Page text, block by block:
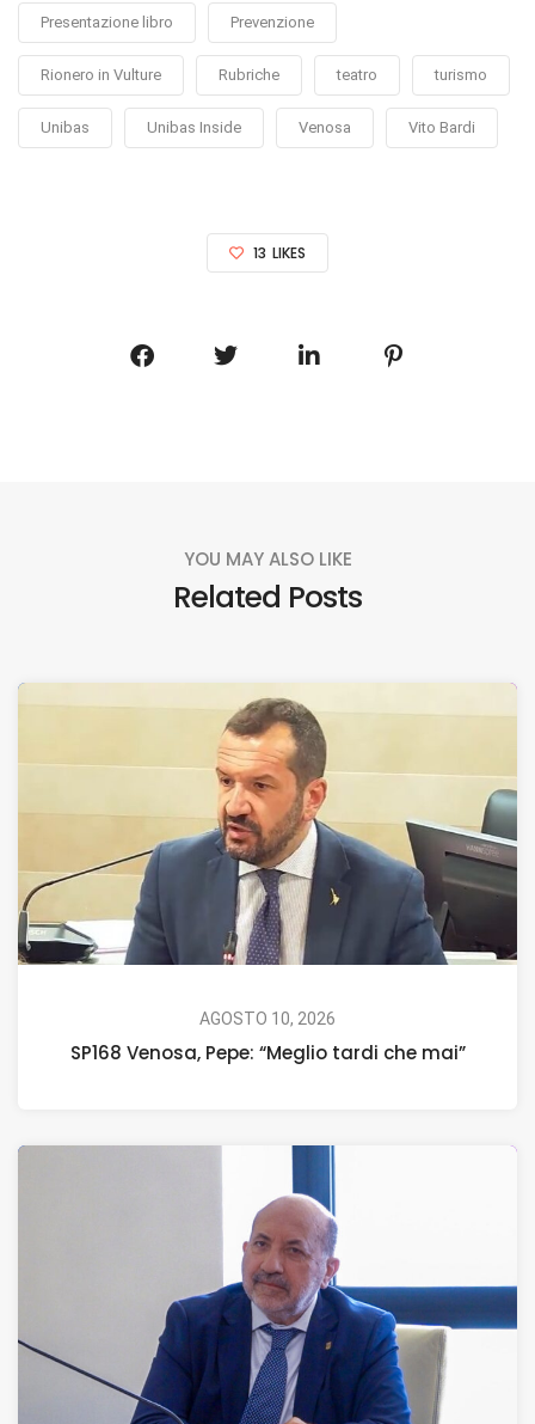
Presentazione libro Prevenzione
Rionero in Vulture Rubriche teatro turismo
Unibas Unibas Inside Venosa Vito Bardi
13 LIKES
YOU MAY ALSO LIKE
Related Posts
AGOSTO 10, 2026
SP168 Venosa, Pepe: “Meglio tardi che mai”